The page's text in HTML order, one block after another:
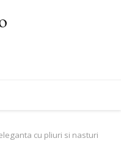
cu pliuri si nasturi